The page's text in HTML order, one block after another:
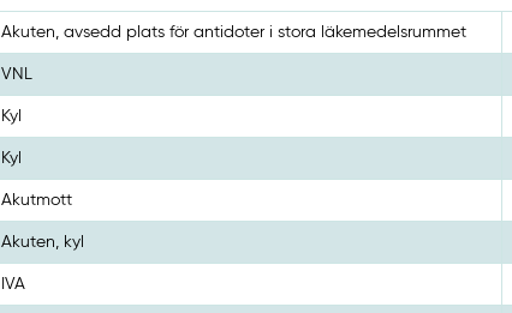
Akuten, avsedd plats för antidoter i stora läkemedelsrummet
VNL
Kyl
Kyl
Akutmott
Akuten, kyl
IVA